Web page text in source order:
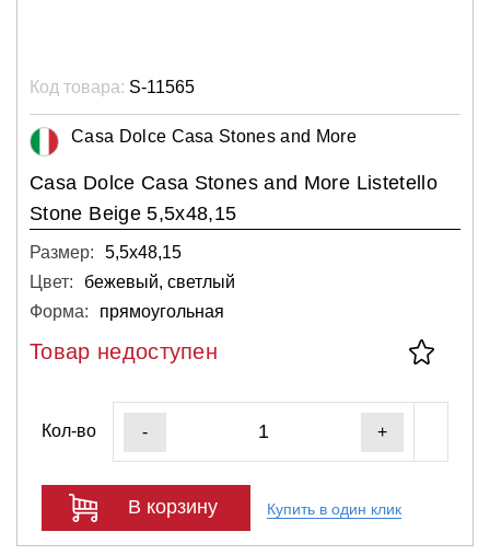
Код товара: S-11565
Casa Dolce Casa Stones and More
Casa Dolce Casa Stones and More Listetello
Stone Beige 5,5x48,15
Размер:
5,5х48,15
Цвет:
бежевый, светлый
Форма:
прямоугольная
Товар недоступен
Кол-во - +
В корзину Купить в один клик